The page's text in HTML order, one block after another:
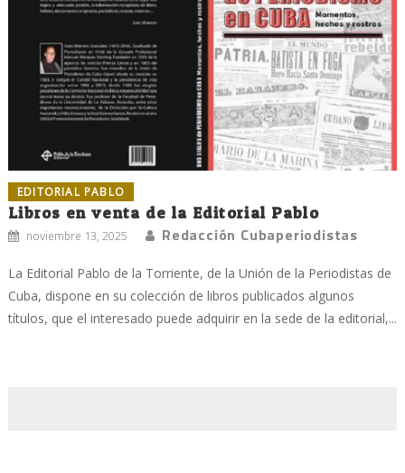
EDITORIAL PABLO
Libros en venta de la Editorial Pablo
noviembre 13, 2025 Redacción Cubaperiodistas
La Editorial Pablo de la Torriente, de la Unión de la Periodistas de
Cuba, dispone en su colección de libros publicados algunos
títulos, que el interesado puede adquirir en la sede de la editorial,...